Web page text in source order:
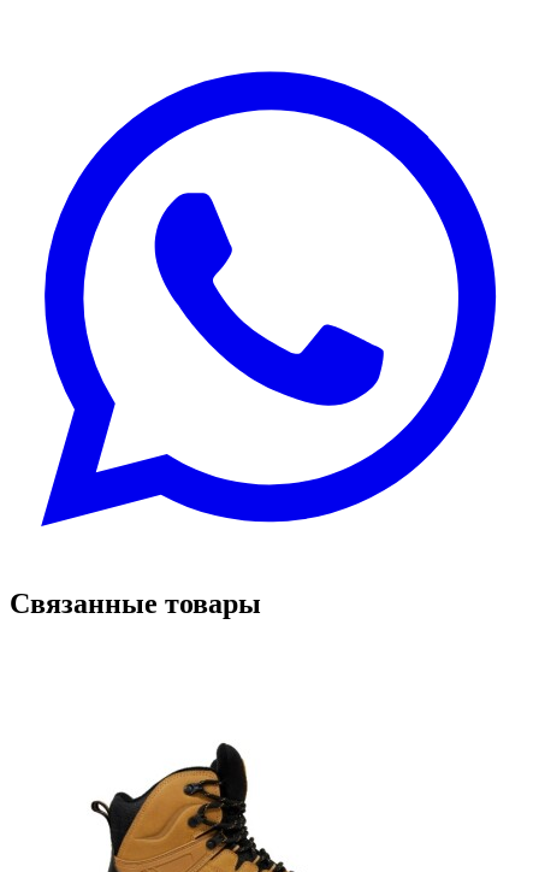
Связанные товары